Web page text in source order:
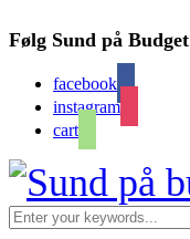
Følg Sund på Budget
facebook
instagram
cart